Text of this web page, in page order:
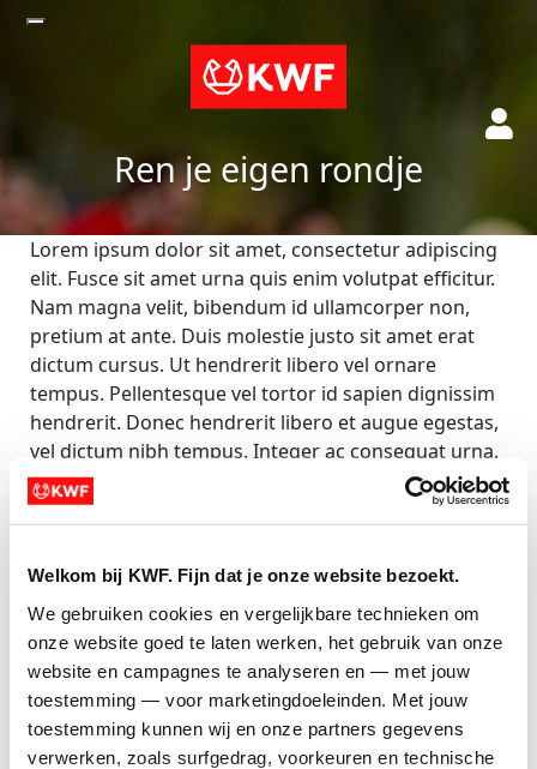
Welkom bij KWF. Fijn dat je onze website bezoekt.
We gebruiken cookies en vergelijkbare technieken om
onze website goed te laten werken, het gebruik van onze
website en campagnes te analyseren en — met jouw
toestemming — voor marketingdoeleinden. Met jouw
toestemming kunnen wij en onze partners gegevens
verwerken, zoals surfgedrag, voorkeuren en technische
Ren je eigen rondje
Lorem ipsum dolor sit amet, consectetur adipiscing
elit. Fusce sit amet urna quis enim volutpat efficitur.
Nam magna velit, bibendum id ullamcorper non,
pretium at ante. Duis molestie justo sit amet erat
dictum cursus. Ut hendrerit libero vel ornare
tempus. Pellentesque vel tortor id sapien dignissim
hendrerit. Donec hendrerit libero et augue egestas,
vel dictum nibh tempus. Integer ac consequat urna.
Acties
Evenementen
Kom in actie
Algemeen
Privacyverklaring